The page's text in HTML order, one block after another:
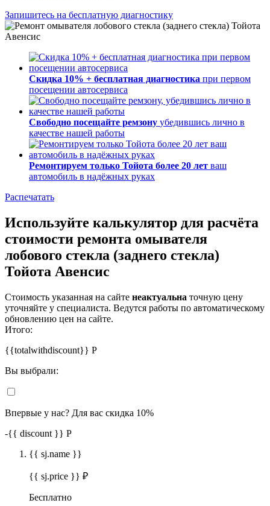
Запишитесь на бесплатную диагностику
Скидка 10% + бесплатная диагностика при первом
посещении автосервиса
Свободно посещайте ремзону убедившись лично в
качестве нашей работы
Ремонтируем только Тойота более 20 лет ваш
автомобиль в надёжных руках
Распечатать
Используйте калькулятор для расчёта
стоимости ремонта омывателя
лобового стекла (заднего стекла)
Тойота Авенсис
Стоимость указанная на сайте неактуальна точную цену
уточняйте у специалиста. Ведутся работы по автоматическому
обновлению цен на сайте.
Итого:
{{totalwithdiscount}} Р
Вы выбрали:
Впервые у нас? Для вас скидка 10%
-{{ discount }} Р
{{ sj.name }}
{{ sj.price }} ₽
Бесплатно